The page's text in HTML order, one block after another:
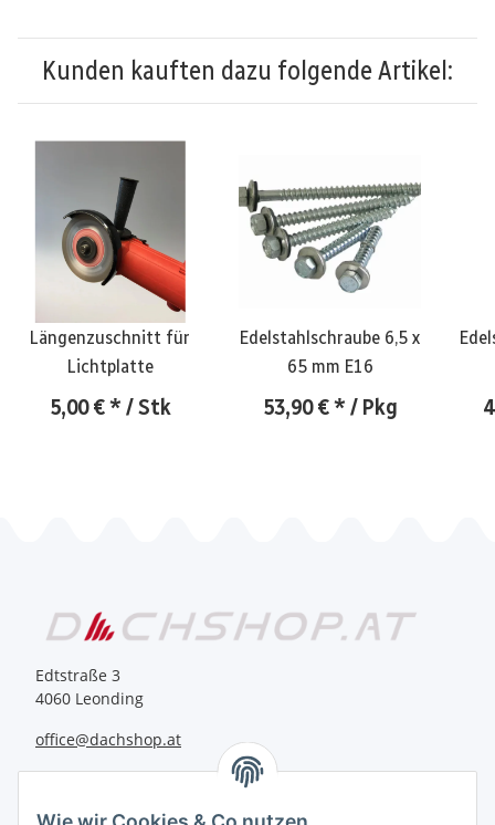
Kunden kauften dazu folgende Artikel:
Längenzuschnitt für
Lichtplatte
5,00 €* / Stk
Edelstahlschraube 6,5 x
65 mm E16
53,90 €* / Pkg
Edtstraße 3
4060 Leonding
office@dachshop.at